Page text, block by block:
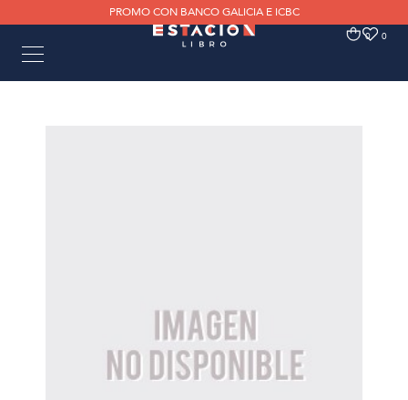
PROMO CON BANCO GALICIA E ICBC
0 0